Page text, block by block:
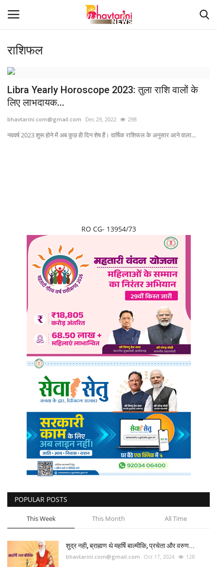
Home
संपर्क करें
Contact
हमारे बारे मेंं
छत्तीसगढ़
राजस्थान
उत्तराखंड
उत्तर प्रदेश
ओडिशा
लाइफस्टाइल
बिजनेस
राशिफल
Libra Yearly Horoscope 2023: तुला राशि वालों के
लिए लाभदायक...
bhavtarini.com@gmail.com Dec 29, 2022 298
नववर्ष 2023 शुरू होने में अब कुछ ही दिन शेष हैं। वार्षिक राशिफल के अनुसार आने वाला...
RO CG- 13954/73
POPULAR POSTS
This Week This Month All Time
शुद्र नही, ब्राह्मण थे महर्षि बाल्मीकि, प्रचेता और वरुण...
bhavtarini.com@gmail.com Oct 17, 2024 128